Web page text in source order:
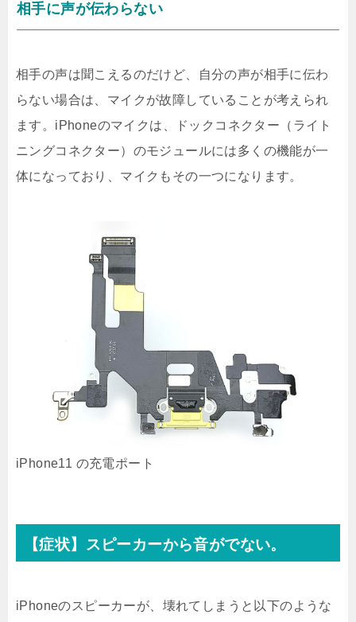
相手に声が伝わらない
相手の声は聞こえるのだけど、自分の声が相手に伝わ
らない場合は、マイクが故障していることが考えられ
ます。iPhoneのマイクは、ドックコネクター（ライト
ニングコネクター）のモジュールには多くの機能が一
体になっており、マイクもその一つになります。
iPhone11 の充電ポート
【症状】スピーカーから音がでない。
iPhoneのスピーカーが、壊れてしまうと以下のような